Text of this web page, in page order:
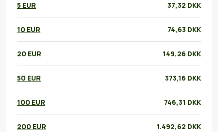
5 EUR 37,32 DKK
10 EUR 74,63 DKK
20 EUR 149,26 DKK
50 EUR 373,16 DKK
100 EUR 746,31 DKK
200 EUR 1.492,62 DKK